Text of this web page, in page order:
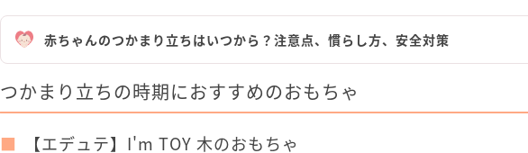
赤ちゃんのつかまり立ちはいつから？注意点、慣らし方、安全対策
つかまり立ちの時期におすすめのおもちゃ
【エデュテ】I'm TOY 木のおもちゃ